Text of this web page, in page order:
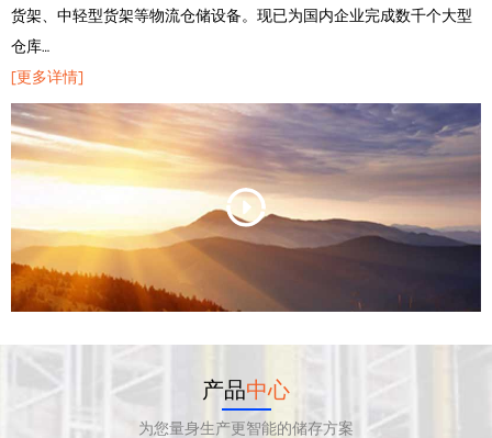
货架、中轻型货架等物流仓储设备。现已为国内企业完成数千个大型
仓库…
[更多详情]
产品中心
为您量身生产更智能的储存方案